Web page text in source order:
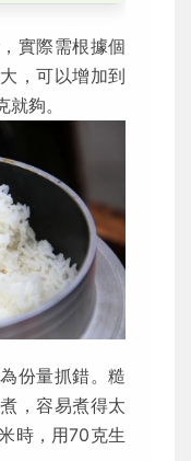
實際需根據個
，可以增加到
夠。
份量抓錯。糙
，容易煮得太
時，用70克生